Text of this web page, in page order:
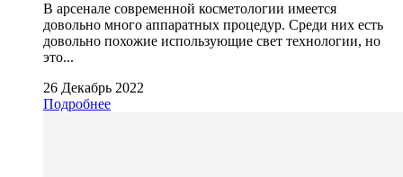
В арсенале современной косметологии имеется
довольно много аппаратных процедур. Среди них есть
довольно похожие использующие свет технологии, но
это...
26 Декабрь 2022
Подробнее